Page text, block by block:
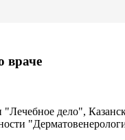
враче
дело",